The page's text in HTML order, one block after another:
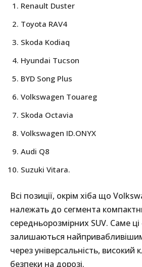
Renault Duster
Toyota RAV4
Skoda Kodiaq
Hyundai Tucson
BYD Song Plus
Volkswagen Touareg
Skoda Octavia
Volkswagen ID.ONYX
Audi Q8
Suzuki Vitara.
Всі позиції, окрім хіба що
належать до сегмента
середньорозмірних SUV. Саме
залишаються
через універсальність, високий
безпеки на дорозі.